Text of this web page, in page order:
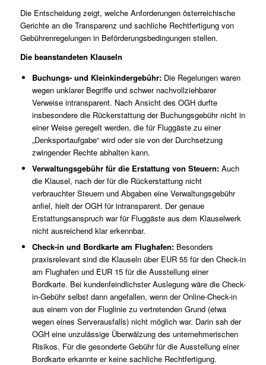
Die Entscheidung zeigt, welche Anforderungen österreichische
Gerichte an die Transparenz und sachliche Rechtfertigung von
Gebührenregelungen in Beförderungsbedingungen stellen.
Die beanstandeten Klauseln
Buchungs- und Kleinkindergebühr: Die Regelungen waren
wegen unklarer Begriffe und schwer nachvollziehbarer
Verweise intransparent. Nach Ansicht des OGH durfte
insbesondere die Rückerstattung der Buchungsgebühr nicht in
einer Weise geregelt werden, die für Fluggäste zu einer
„Denksportaufgabe“ wird oder sie von der Durchsetzung
zwingender Rechte abhalten kann.
Verwaltungsgebühr für die Erstattung von Steuern: Auch
die Klausel, nach der für die Rückerstattung nicht
verbrauchter Steuern und Abgaben eine Verwaltungsgebühr
anfiel, hielt der OGH für intransparent. Der genaue
Erstattungsanspruch war für Fluggäste aus dem Klauselwerk
nicht ausreichend klar erkennbar.
Check-in und Bordkarte am Flughafen: Besonders
praxisrelevant sind die Klauseln über EUR 55 für den Check-in
am Flughafen und EUR 15 für die Ausstellung einer
Bordkarte. Bei kundenfeindlichster Auslegung wäre die Check-
in-Gebühr selbst dann angefallen, wenn der Online-Check-in
aus einem von der Fluglinie zu vertretenden Grund (etwa
wegen eines Serverausfalls) nicht möglich war. Darin sah der
OGH eine unzulässige Überwälzung des unternehmerischen
Risikos. Für die gesonderte Gebühr für die Ausstellung einer
Bordkarte erkannte er keine sachliche Rechtfertigung.